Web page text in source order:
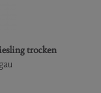
trocken